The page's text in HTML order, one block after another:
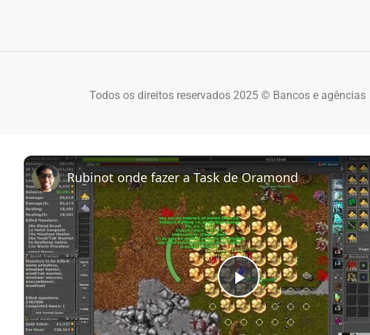
Todos os direitos reservados 2025 © Bancos e agências
Play Video
Rubinot onde fazer a Task de Oramond